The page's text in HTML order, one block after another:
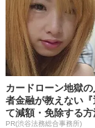
カードローン地獄
者金融が教えない
て減額・免除する
PR(渋谷法務総合事務所)